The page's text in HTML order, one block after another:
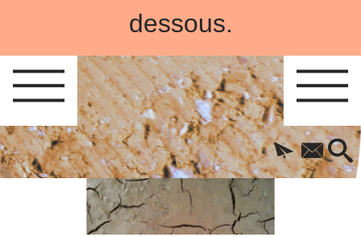
dessous.